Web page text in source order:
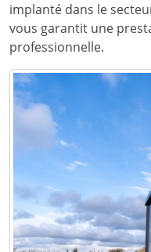
implanté dans le
vous garantit une
professionnelle.